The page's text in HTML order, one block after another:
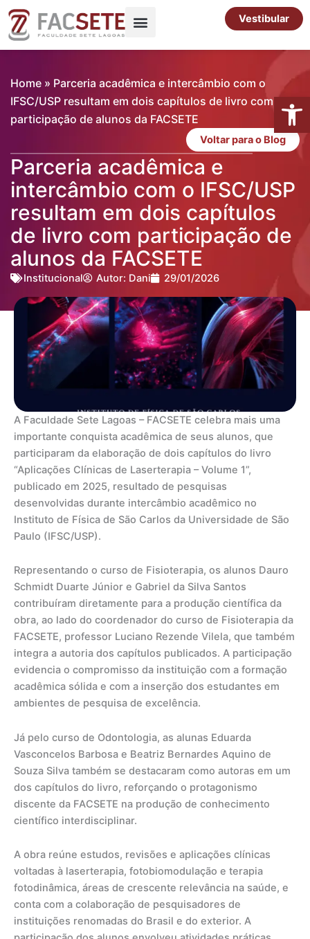
para
Vestibular
Home » Parceria acadêmica e intercâmbio com o
IFSC/USP resultam em dois capítulos de livro com
participação de alunos da FACSETE
Voltar para o Blog
Parceria acadêmica e
intercâmbio com o IFSC/USP
resultam em dois capítulos
de livro com participação de
alunos da FACSETE
Institucional Autor: Dani 29/01/2026
A Faculdade Sete Lagoas – FACSETE celebra mais uma
importante conquista acadêmica de seus alunos, que
participaram da elaboração de dois capítulos do livro
“Aplicações Clínicas de Laserterapia – Volume 1”,
publicado em 2025, resultado de pesquisas
desenvolvidas durante intercâmbio acadêmico no
Instituto de Física de São Carlos da Universidade de São
Paulo (IFSC/USP).
Representando o curso de Fisioterapia, os alunos Dauro
Schmidt Duarte Júnior e Gabriel da Silva Santos
contribuíram diretamente para a produção científica da
obra, ao lado do coordenador do curso de Fisioterapia da
FACSETE, professor Luciano Rezende Vilela, que também
integra a autoria dos capítulos publicados. A participação
evidencia o compromisso da instituição com a formação
acadêmica sólida e com a inserção dos estudantes em
ambientes de pesquisa de excelência.
Já pelo curso de Odontologia, as alunas Eduarda
Vasconcelos Barbosa e Beatriz Bernardes Aquino de
Souza Silva também se destacaram como autoras em um
dos capítulos do livro, reforçando o protagonismo
discente da FACSETE na produção de conhecimento
científico interdisciplinar.
A obra reúne estudos, revisões e aplicações clínicas
voltadas à laserterapia, fotobiomodulação e terapia
fotodinâmica, áreas de crescente relevância na saúde, e
conta com a colaboração de pesquisadores de
instituições renomadas do Brasil e do exterior. A
Abrir